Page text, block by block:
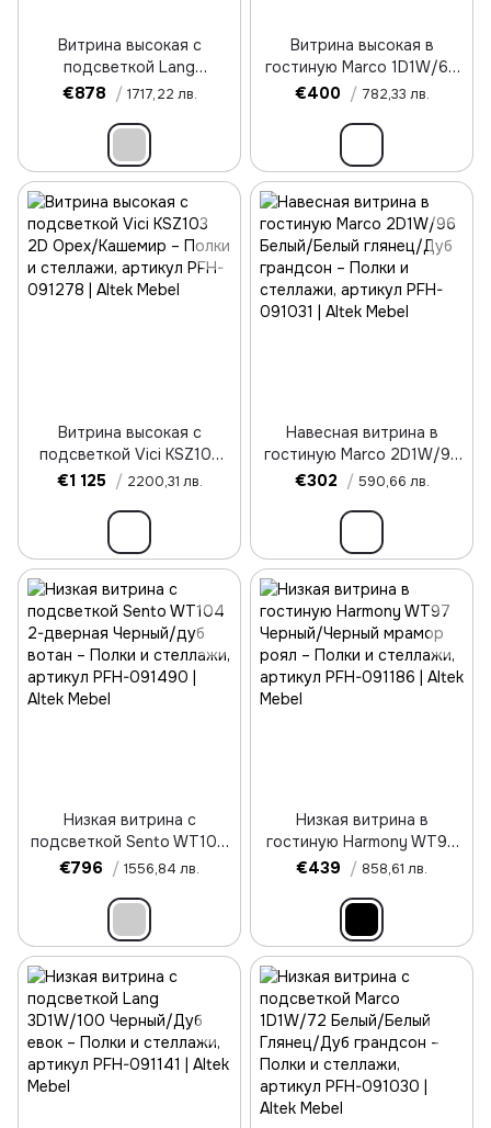
Витрина высокая с
подсветкой Lang
4D2W/100 Черный/дуб
€878 / 1717,22 лв.
Витрина высокая в
гостиную Marco 1D1W/60
Белый/Белый глянец/Дуб
€400 / 782,33 лв.
Витрина высокая с
подсветкой Vici KSZ103
2D Орех/Кашемир
€1 125 / 2200,31 лв.
Навесная витрина в
гостиную Marco 2D1W/96
Белый/Белый глянец/Дуб
€302 / 590,66 лв.
Низкая витрина с
подсветкой Sento WT104
2-дверная Черный/дуб
€796 / 1556,84 лв.
Низкая витрина в
гостиную Harmony WT97
Черный/Черный мрамор
€439 / 858,61 лв.